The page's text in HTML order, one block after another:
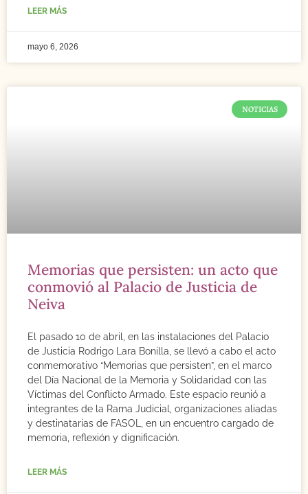
LEER MÁS
mayo 6, 2026
NOTICIAS
Memorias que persisten: un acto que
conmovió al Palacio de Justicia de
Neiva
El pasado 10 de abril, en las instalaciones del Palacio
de Justicia Rodrigo Lara Bonilla, se llevó a cabo el acto
conmemorativo “Memorias que persisten”, en el marco
del Día Nacional de la Memoria y Solidaridad con las
Víctimas del Conflicto Armado. Este espacio reunió a
integrantes de la Rama Judicial, organizaciones aliadas
y destinatarias de FASOL, en un encuentro cargado de
memoria, reflexión y dignificación.
LEER MÁS